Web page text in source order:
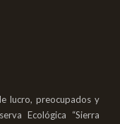
lucro, preocupados y
Ecológica “Sierra